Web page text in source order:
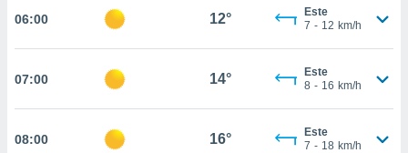
como
lhe
06:00 12°
Este
7 - 12 km/h
07:00 14°
Este
8 - 16 km/h
08:00 16°
Este
7 - 18 km/h